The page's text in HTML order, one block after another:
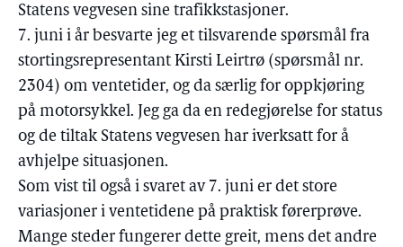
Statens vegvesen sine trafikkstasjoner.
7. juni i år besvarte jeg et tilsvarende spørsmål fra
stortingsrepresentant Kirsti Leirtrø (spørsmål nr.
2304) om ventetider, og da særlig for oppkjøring
på motorsykkel. Jeg ga da en redegjørelse for status
og de tiltak Statens vegvesen har iverksatt for å
avhjelpe situasjonen.
Som vist til også i svaret av 7. juni er det store
variasjoner i ventetidene på praktisk førerprøve.
Mange steder fungerer dette greit, mens det andre